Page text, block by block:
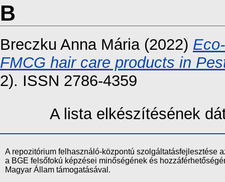
B
Breczku Anna Mária(2022)
FMCG hair care products in
2). ISSN 2786-4359
A lista elkészítésének
A repozitórium felhasználó-központú szolgáltatásfejlesztése
a BGE felsőfokú képzései minőségének és
Magyar Állam támogatásával.